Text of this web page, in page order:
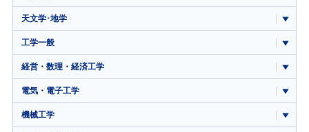
天文学･地学
工学一般
経営・数理・経済工学
電気・電子工学
機械工学